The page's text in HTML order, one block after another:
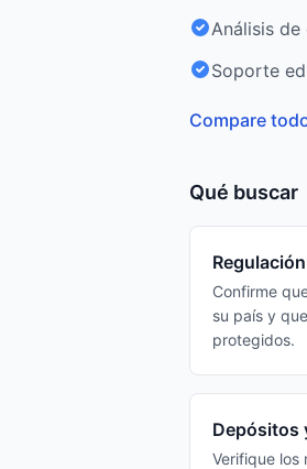
Análisis
Soporte
Compare
Qué buscar
Confirme
su país y
protegidos.
Depósitos
Verifique los